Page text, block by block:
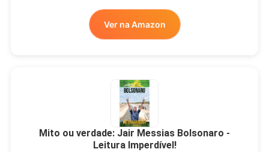
Ver na Amazon
Mito ou verdade: Jair Messias Bolsonaro -
Leitura Imperdível!